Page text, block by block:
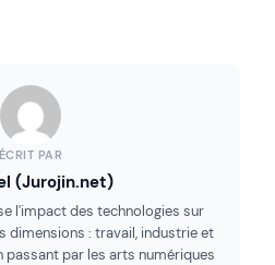
ÉCRIT PAR
(Jurojin.net)
l'impact des technologies sur
dimensions : travail, industrie et
passant par les arts numériques